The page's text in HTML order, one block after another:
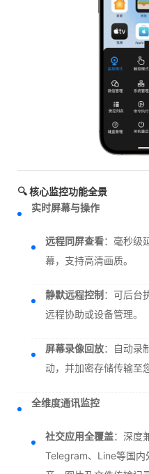
🔍 核心监控功能全景
实时屏幕与操作
远程同屏查看：毫秒级
幕，支持高清画质。
静默远程控制 ：可后台
远程协助或设备管理。
屏幕录像回放：自动录
动，并加密存储传输至
全维度通讯监控
社交应用全覆盖：深度
Telegram、Line等国内